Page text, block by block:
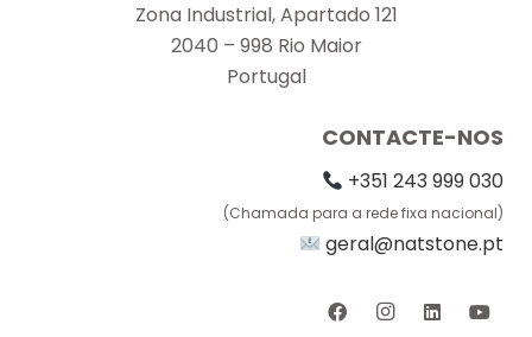
Zona Industrial, Apartado 121
2040 – 998 Rio Maior
Portugal
CONTACTE-NOS
+351 243 999 030
(Chamada para a rede fixa nacional)
geral@natstone.pt